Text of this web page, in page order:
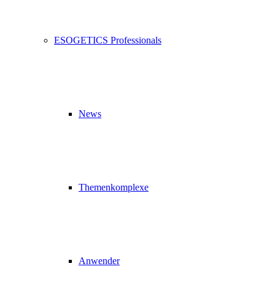
ESOGETICS Professionals
News
Themenkomplexe
Anwender